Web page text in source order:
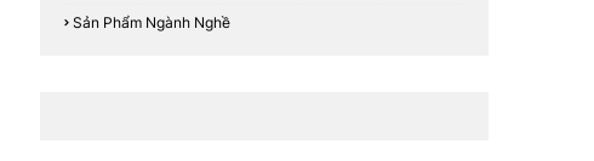
Sản Phẩm Ngành Nghề